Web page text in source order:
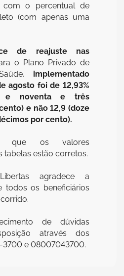
com o percentual de
(com apenas uma
de reajuste nas
o Plano Privado de
implementado
agosto foi de 12,93%
e noventa e três
e não 12,9 (doze
por cento).
que os valores
tabelas estão corretos.
agradece a
todos os beneficiários
de dúvidas
através dos
3700 e 08007043700.